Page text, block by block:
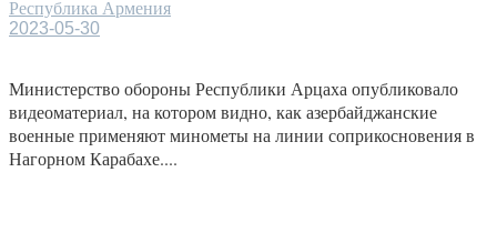
Республика Армения
2023-05-30
Министерство обороны Республики Арцаха опубликовало
видеоматериал, на котором видно, как азербайджанские
военные применяют минометы на линии соприкосновения в
Нагорном Карабахе....